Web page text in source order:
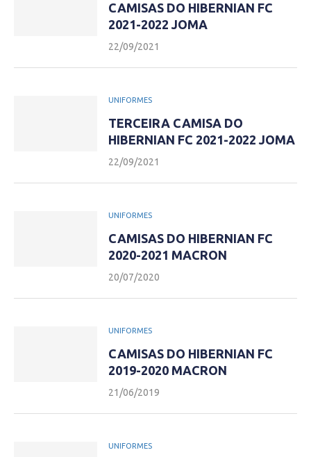
CAMISAS DO HIBERNIAN FC
2021-2022 JOMA
22/09/2021
UNIFORMES
TERCEIRA CAMISA DO
HIBERNIAN FC 2021-2022 JOMA
22/09/2021
UNIFORMES
CAMISAS DO HIBERNIAN FC
2020-2021 MACRON
20/07/2020
UNIFORMES
CAMISAS DO HIBERNIAN FC
2019-2020 MACRON
21/06/2019
UNIFORMES